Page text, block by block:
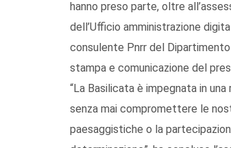
hanno preso parte, oltre
dell’Ufficio amministrazione
consulente Pnrr del
stampa e comunicazione del
“La Basilicata è impegnata in
senza mai compromettere le
paesaggistiche o la